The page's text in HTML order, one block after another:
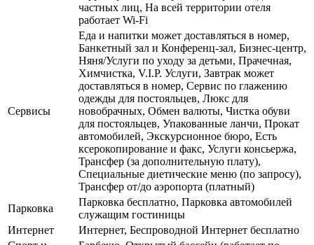
частных лиц, На всей территории отеля
работает Wi-Fi
Сервисы
Еда и напитки может доставляться в номер,
Банкетный зал и Конференц-зал, Бизнес-центр,
Няня/Услуги по уходу за детьми, Прачечная,
Химчистка, V.I.P. Услуги, Завтрак может
доставляться в номер, Сервис по глажению
одежды для постояльцев, Люкс для
новобрачных, Обмен валюты, Чистка обуви
для постояльцев, Упакованные ланчи, Прокат
автомобилей, Экскурсионное бюро, Есть
ксерокопирование и факс, Услуги консьержа,
Трансфер (за дополнительную плату),
Специальные диетические меню (по запросу),
Трансфер от/до аэропорта (платный)
Парковка
Парковка бесплатно, Парковка автомобилей
служащим гостиницы
Интернет
Интернет, Беспроводной Интернет бесплатно